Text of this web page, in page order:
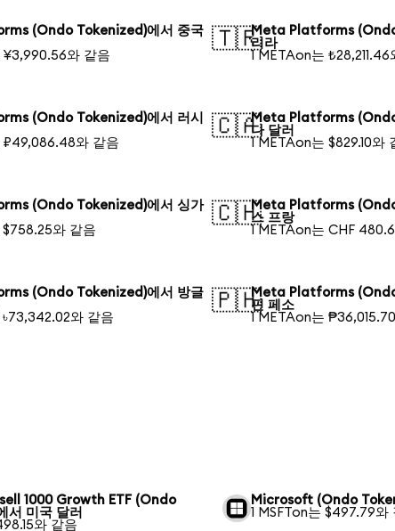
(Ondo Tokenized)에서 중국
¥3,990.56와 같음
🇹🇷Meta Platforms (Ondo
리라
1 METAon는 ₺28,211.46
(Ondo Tokenized)에서 러시
₽49,086.48와 같음
🇨🇦Meta Platforms
다 달러
1 METAon는 $829.10와
(Ondo Tokenized)에서 싱가
$758.25와 같음
🇨🇭Meta Platforms
스 프랑
1 METAon는 CHF
(Ondo Tokenized)에서 방글
৳73,342.02와 같음
🇵🇭Meta Platforms
핀 페소
1 METAon는
1000 Growth ETF (Ondo
서 미국 달러
와 같음
Microsoft (Ondo
1 MSFTon는 $497.79와